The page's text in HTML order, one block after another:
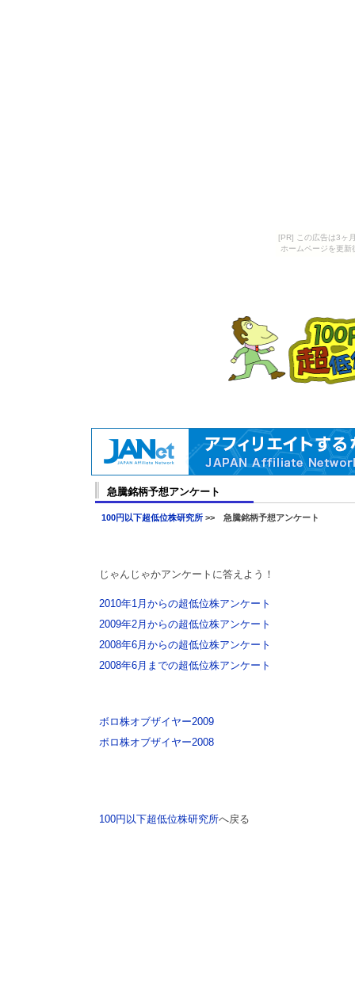
[PR] この広告は3ヶ
ホームページを更
急騰銘柄予想アンケート
100円以下超低位株研究所 >> 急騰銘柄予想アンケート
じゃんじゃかアンケートに答えよう！
2010年1月からの超低位株アンケート
2009年2月からの超低位株アンケート
2008年6月からの超低位株アンケート
2008年6月までの超低位株アンケート
ボロ株オブザイヤー2009
ボロ株オブザイヤー2008
100円以下超低位株研究所へ戻る